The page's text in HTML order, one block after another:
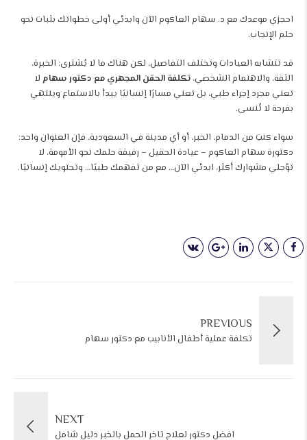
احجزي موعدك مع د. سهام العاكوم الآن وابدئي أولى خطواتك بثبات نحو
حلم الإنجاب.
قد تتشابه العيادات وتختلف التفاصيل، لكن هناك ما لا يُشترى: الخبرة،
الثقة، والاهتمام الشخصي، تكلفة الحقن المجهري مع دكتور سهام لا
تعني مجرد إجراء طبي، بل تعني مسارًا إنسانيًا يبدأ بالاستماع وينتهي
بفرحة لا تُنسى.
سواء كنتِ من الدمام، الخبر، أو أي مدينة في السعودية، فإن العنوان واحد:
دكتورة سهام العاكوم – عيادة الحقيل – رفيقة حلمك نحو الأمومة، لا
تؤجلي مشوارك أكثر، ابدئي الآن… مع من تفهمك طبيًا… وتحتويك إنسانيًا.
PREVIOUS
تكلفة عملية أطفال الأنابيب مع دكتور سهام
NEXT
افضل دكتور لعلاج تاخر الحمل بالخبر دليل شامل